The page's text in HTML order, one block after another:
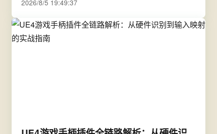
2026/8/5 19:49:37